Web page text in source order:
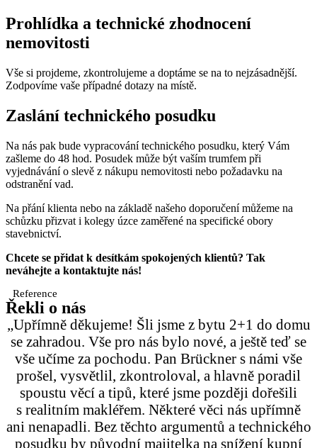
Prohlídka a technické zhodnocení
nemovitosti
Vše si projdeme, zkontrolujeme a doptáme se na to nejzásadnější.
Zodpovíme vaše případné dotazy na místě.
Zaslání technického posudku
Na nás pak bude vypracování technického posudku, který Vám
zašleme do 48 hod. Posudek může být vaším trumfem při
vyjednávání o slevě z nákupu nemovitosti nebo požadavku na
odstranění vad.
Na přání klienta nebo na základě našeho doporučení můžeme na
schůzku přizvat i kolegy úzce zaměřené na specifické obory
stavebnictví.
Chcete se přidat k desítkám spokojených klientů? Tak
neváhejte a kontaktujte nás!
Reference
Řekli o nás
„Upřímně děkujeme! Šli jsme z bytu 2+1 do domu
se zahradou. Vše pro nás bylo nové, a ještě teď se
vše učíme za pochodu. Pan Brückner s námi vše
prošel, vysvětlil, zkontroloval, a hlavně poradil
spoustu věcí a tipů, které jsme později dořešili
s realitním makléřem. Některé věci nás upřímně
ani nenapadli. Bez těchto argumentů a technického
posudku by původní majitelka na snížení kupní